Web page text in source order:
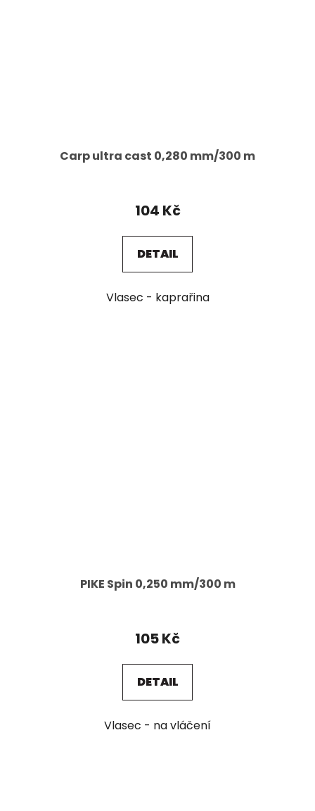
Carp ultra cast 0,280 mm/300 m
104 Kč
DETAIL
Vlasec - kaprařina
PIKE Spin 0,250 mm/300 m
105 Kč
DETAIL
Vlasec - na vláčení